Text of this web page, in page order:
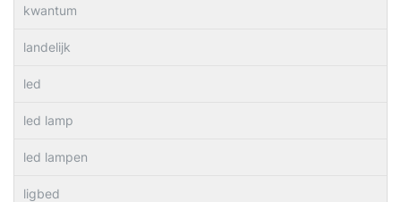
kwantum
landelijk
led
led lamp
led lampen
ligbed